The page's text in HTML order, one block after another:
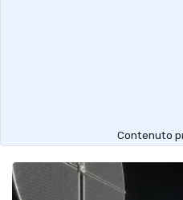
Contenuto